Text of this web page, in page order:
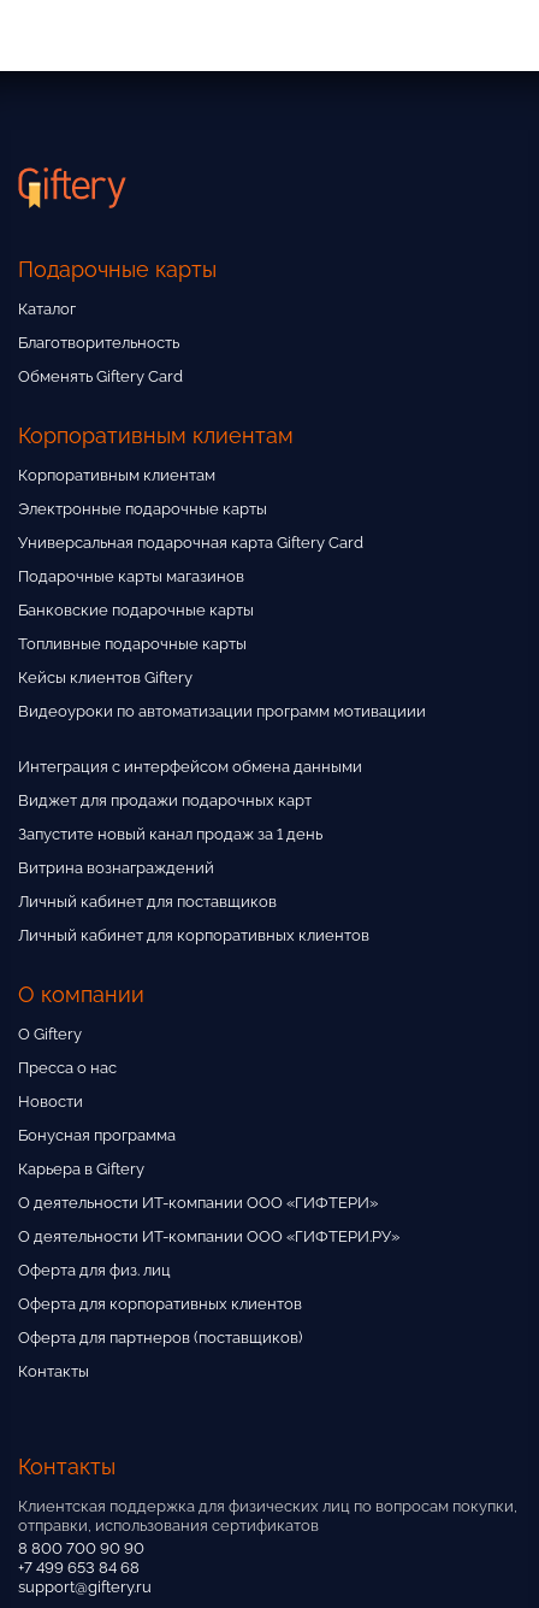
Подарочные карты
Каталог
Благотворительность
Обменять Giftery Card
Корпоративным клиентам
Корпоративным клиентам
Электронные подарочные карты
Универсальная подарочная карта Giftery Card
Подарочные карты магазинов
Банковские подарочные карты
Топливные подарочные карты
Кейсы клиентов Giftery
Видеоуроки по автоматизации программ мотивациии
Интеграция с интерфейсом обмена данными
Виджет для продажи подарочных карт
Запустите новый канал продаж за 1 день
Витрина вознаграждений
Личный кабинет для поставщиков
Личный кабинет для корпоративных клиентов
О компании
О Giftery
Пресса о нас
Новости
Бонусная программа
Карьера в Giftery
О деятельности ИТ-компании ООО «ГИФТЕРИ»
О деятельности ИТ-компании ООО «ГИФТЕРИ.РУ»
Оферта для физ. лиц
Оферта для корпоративных клиентов
Оферта для партнеров (поставщиков)
Контакты
Контакты
Клиентская поддержка для физических лиц по вопросам покупки,
отправки, использования сертификатов
8 800 700 90 90
+7 499 653 84 68
support@giftery.ru